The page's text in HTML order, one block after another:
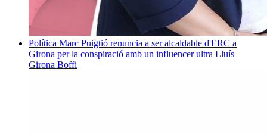
Política Marc Puigtió renuncia a ser alcaldable d'ERC a
Girona per la conspiració amb un influencer ultra Lluís
Girona Boffi